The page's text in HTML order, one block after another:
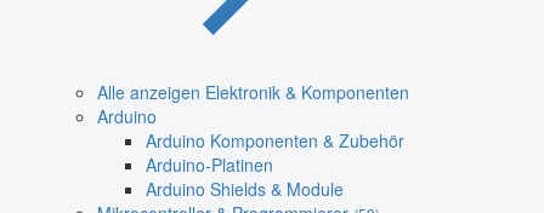
Alle anzeigen Elektronik & Komponenten
Arduino
Arduino Komponenten & Zubehör
Arduino-Platinen
Arduino Shields & Module